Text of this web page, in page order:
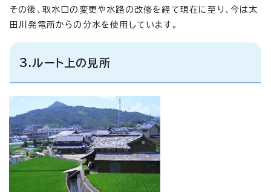
その後、取水口の変更や水路の改修を経て現在に至り、今は太
田川発電所からの分水を使用しています。
3.ルート上の見所